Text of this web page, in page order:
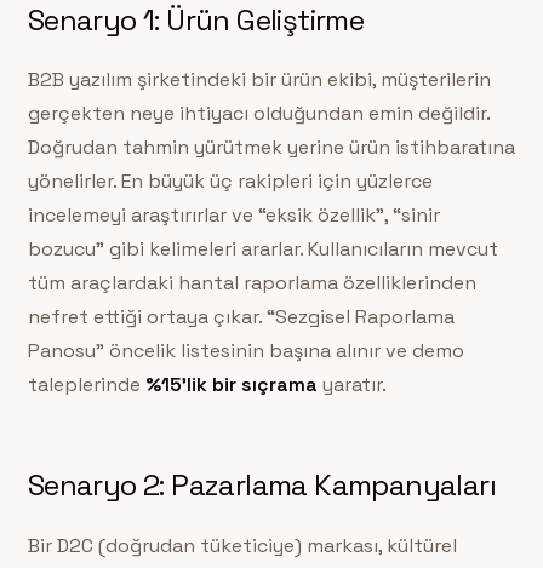
Senaryo 1: Ürün Geliştirme
B2B yazılım şirketindeki bir ürün ekibi, müşterilerin
gerçekten neye ihtiyacı olduğundan emin değildir.
Doğrudan tahmin yürütmek yerine ürün istihbaratına
yönelirler. En büyük üç rakipleri için yüzlerce
incelemeyi araştırırlar ve “eksik özellik”, “sinir
bozucu” gibi kelimeleri ararlar. Kullanıcıların mevcut
tüm araçlardaki hantal raporlama özelliklerinden
nefret ettiği ortaya çıkar. “Sezgisel Raporlama
Panosu” öncelik listesinin başına alınır ve demo
taleplerinde %15’lik bir sıçrama yaratır.
Senaryo 2: Pazarlama Kampanyaları
Bir D2C (doğrudan tüketiciye) markası, kültürel